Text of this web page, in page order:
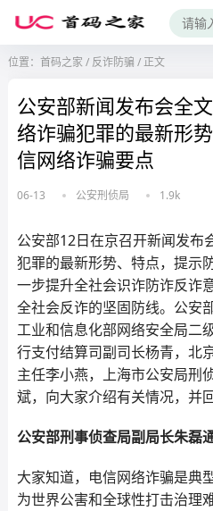
位置： 首码之家 / 反诈防骗 /正文
公安部新闻发布会全
络诈骗犯罪的最新形
信网络诈骗要点
06-13 公安刑侦局 1.9k
公安部12日在京召开新闻发布
犯罪的最新形势、特点，提示
一步提升全社会识诈防诈反诈
全社会反诈的坚固防线。公安
工业和信息化部网络安全局二
行支付结算司副司长杨青，北
主任李小燕，上海市公安局刑
斌，向大家介绍有关情况，并
公安部刑事侦查局副局长朱磊
大家知道，电信网络诈骗是典
为世界公害和全球性打击治理